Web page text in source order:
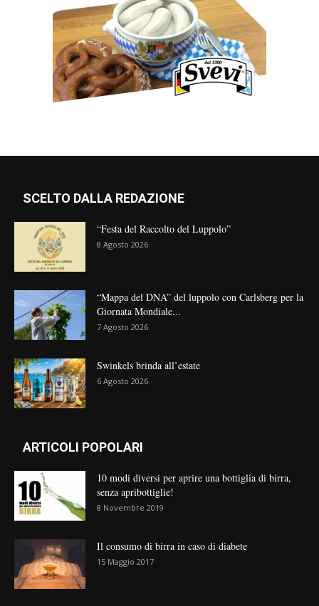
SCELTO DALLA REDAZIONE
“Festa del Raccolto del Luppolo”
8 Agosto 2026
“Mappa del DNA” del luppolo con Carlsberg per la
Giornata Mondiale...
7 Agosto 2026
Swinkels brinda all’estate
6 Agosto 2026
ARTICOLI POPOLARI
10 modi diversi per aprire una bottiglia di birra,
senza apribottiglie!
8 Novembre 2019
Il consumo di birra in caso di diabete
15 Maggio 2017